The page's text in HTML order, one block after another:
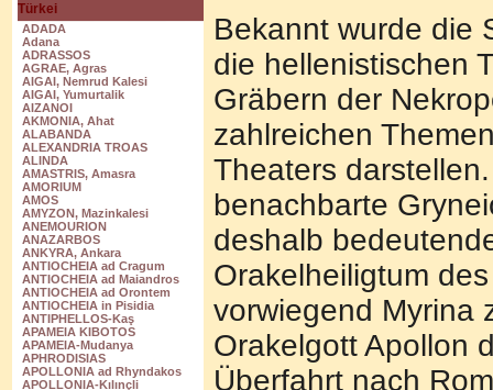
Türkei
ADADA
Adana
ADRASSOS
AGRAE, Agras
AIGAI, Nemrud Kalesi
AIGAI, Yumurtalik
AIZANOI
AKMONIA, Ahat
ALABANDA
ALEXANDRIA TROAS
ALINDA
AMASTRIS, Amasra
AMORIUM
AMOS
AMYZON, Mazinkalesi
ANEMOURION
ANAZARBOS
ANKYRA, Ankara
ANTIOCHEIA ad Cragum
ANTIOCHEIA ad Maiandros
ANTIOCHEIA ad Orontem
ANTIOCHEIA in Pisidia
ANTIPHELLOS-Kaş
APAMEIA KIBOTOS
APAMEIA-Mudanya
APHRODISIAS
APOLLONIA ad Rhyndakos
APOLLONIA-Kılınçli
Bekannt wurde die
die hellenistischen
Gräbern der
zahlreichen
Theaters
benachbarte
deshalb
Orakelheiligtum
vorwiegend Myrina
Orakelgott Apollon
Überfahrt nach